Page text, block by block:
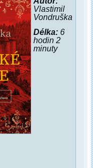
Vlastimil
Vondruška
Délka:6
hodin 2
minuty